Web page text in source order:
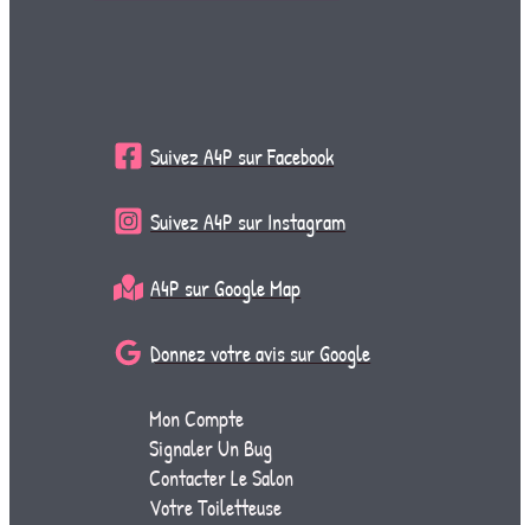
Suivez A4P sur Facebook
Suivez A4P sur Instagram
A4P sur Google Map
Donnez votre avis sur Google
Mon Compte
Signaler Un Bug
Contacter Le Salon
Votre Toiletteuse